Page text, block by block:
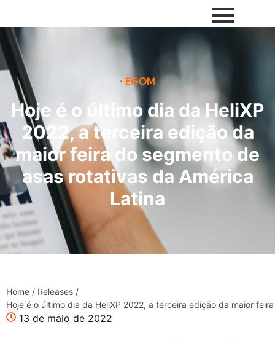
• EGOM
Hoje é o último dia da HeliXP
2022, a terceira edição da
maior feira do segmento de
asas rotativas da América
Latina
Home / Releases /
Hoje é o último dia da HeliXP 2022, a terceira edição da maior
13 de maio de 2022